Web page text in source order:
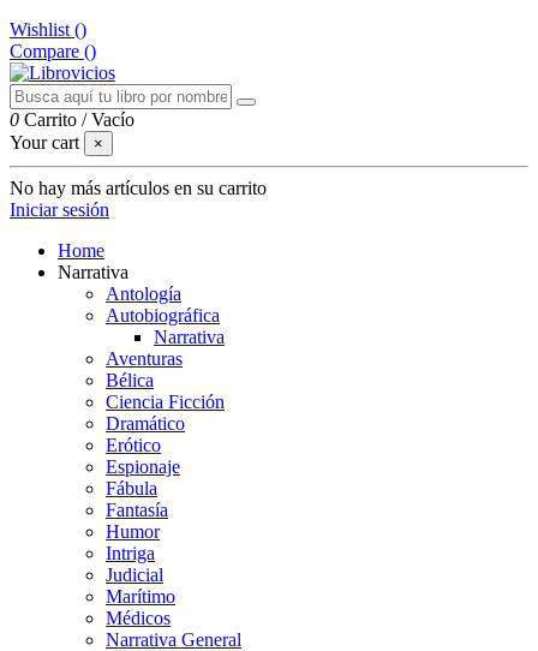
Wishlist ()
Compare ()
0 Carrito /Vacío
Your cart
×
No hay más artículos en su carrito
Iniciar sesión
Home
Narrativa
Antología
Autobiográfica
Narrativa
Aventuras
Bélica
Ciencia Ficción
Dramático
Erótico
Espionaje
Fábula
Fantasía
Humor
Intriga
Judicial
Marítimo
Médicos
Narrativa General